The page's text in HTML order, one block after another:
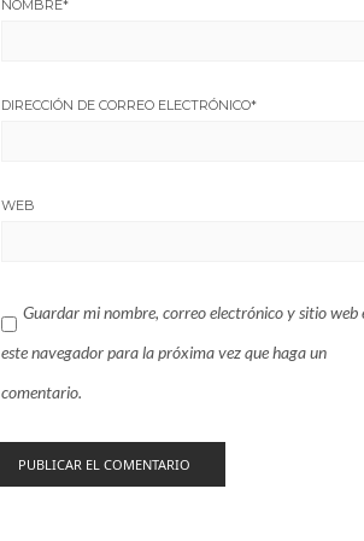
NOMBRE*
DIRECCIÓN DE CORREO ELECTRÓNICO*
WEB
Guardar mi nombre, correo electrónico y sitio web
este navegador para la próxima vez que haga un
comentario.